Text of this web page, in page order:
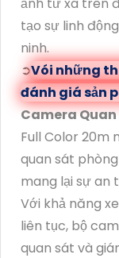
tạo sự linh
ninh.
➲Vói những
đánh giá sản
Camera
Full Color 20m
quan sát
mang lại sự an
Với khả năng
liên tục, bộ
quan sát và